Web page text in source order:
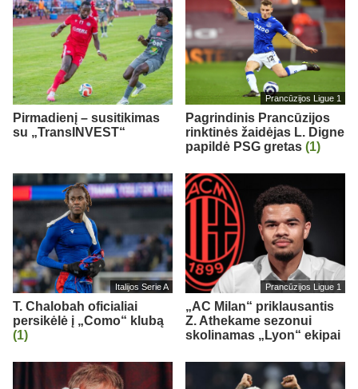
Pirmadienį – susitikimas
su „TransINVEST“
Prancūzijos Ligue 1
Pagrindinis Prancūzijos
rinktinės žaidėjas L. Digne
papildė PSG gretas (1)
Italijos Serie A
T. Chalobah oficialiai
persikėlė į „Como“ klubą
(1)
Prancūzijos Ligue 1
„AC Milan“ priklausantis
Z. Athekame sezonui
skolinamas „Lyon“ ekipai